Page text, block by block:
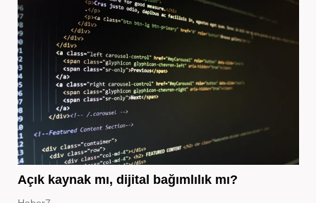
Açık kaynak mı, dijital bağımlılık mı?